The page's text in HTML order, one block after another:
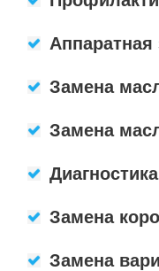
Замена
Замена
Замена
Замена